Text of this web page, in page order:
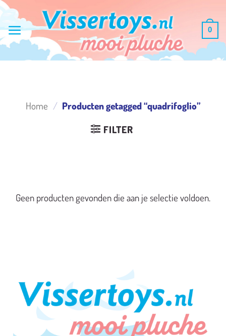
Ga
inhoud
0
Home / Producten getagged “quadrifoglio”
FILTER
Geen producten gevonden die aan je selectie voldoen.